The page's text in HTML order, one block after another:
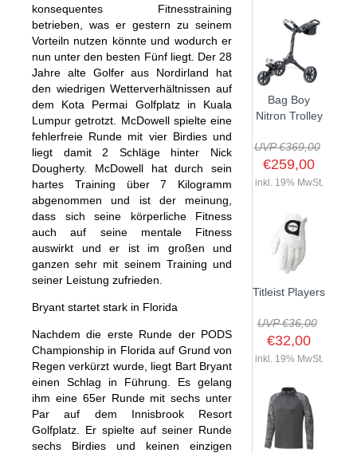
konsequentes Fitnesstraining
betrieben, was er gestern zu seinem
Vorteiln nutzen könnte und wodurch er
nun unter den besten Fünf liegt. Der 28
Jahre alte Golfer aus Nordirland hat
den wiedrigen Wetterverhältnissen auf
dem Kota Permai Golfplatz in Kuala
Lumpur getrotzt. McDowell spielte eine
fehlerfreie Runde mit vier Birdies und
liegt damit 2 Schläge hinter Nick
Dougherty. McDowell hat durch sein
hartes Training über 7 Kilogramm
abgenommen und ist der meinung,
dass sich seine körperliche Fitness
auch auf seine mentale Fitness
auswirkt und er ist im großen und
ganzen sehr mit seinem Training und
seiner Leistung zufrieden.
Bryant startet stark in Florida
Nachdem die erste Runde der PODS
Championship in Florida auf Grund von
Regen verkürzt wurde, liegt Bart Bryant
einen Schlag in Führung. Es gelang
ihm eine 65er Runde mit sechs unter
Par auf dem Innisbrook Resort
Golfplatz. Er spielte auf seiner Runde
sechs Birdies und keinen einzigen
Bag Boy
Nitron Trolley
UVP €369,00
€259,00
inkl. 19% MwSt.
Titleist Players
UVP €36,00
€32,00
inkl. 19% MwSt.